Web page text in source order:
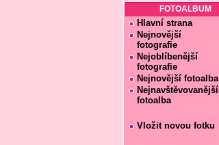
FOTOALBUM
Hlavní strana
Nejnovější
fotografie
Nejoblíbenější
fotografie
Nejnovější fotoalba
Nejnavštěvovanější
fotoalba
Vložit novou fotku